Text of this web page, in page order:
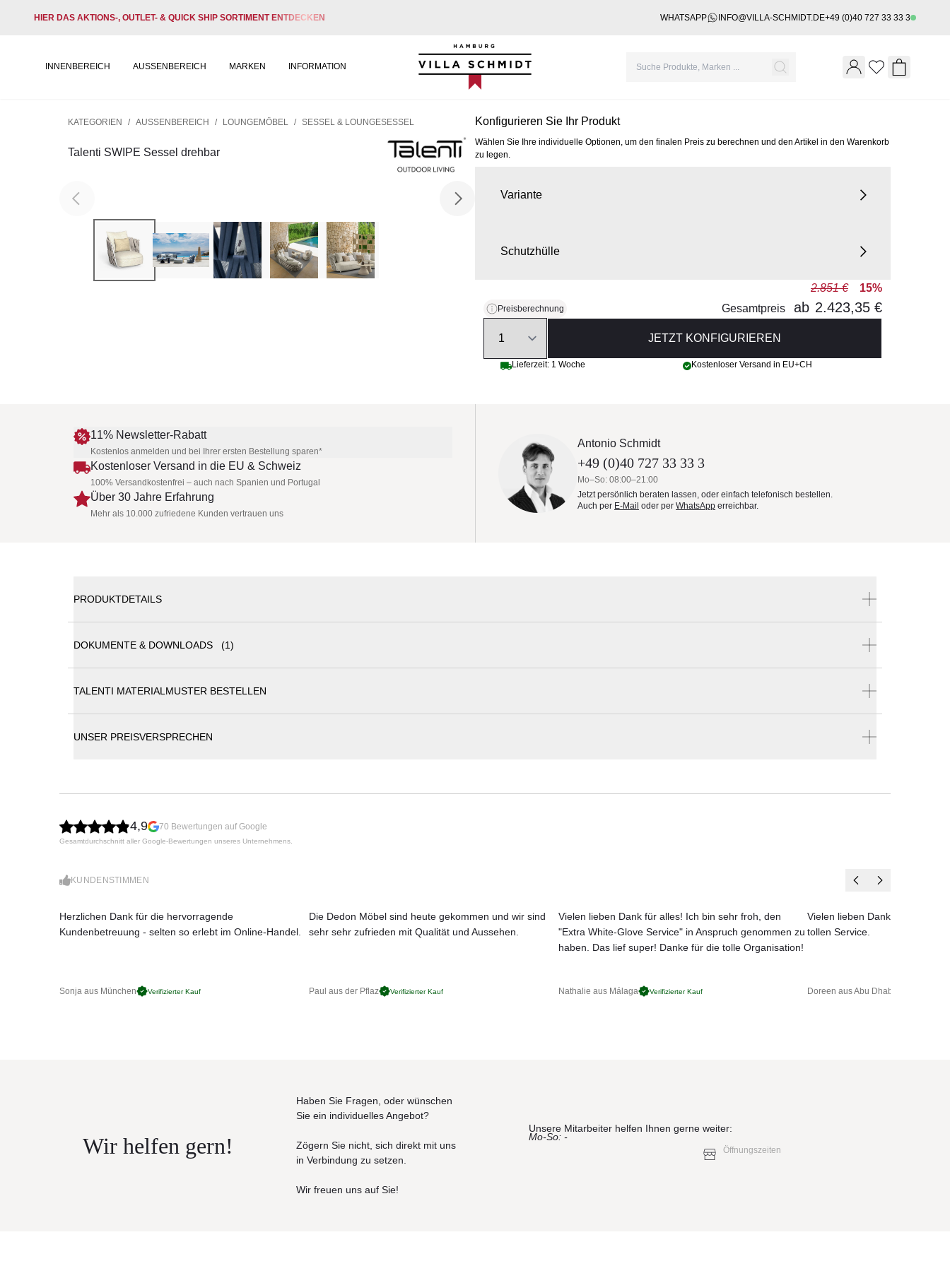
HIER DAS AKTIONS-, OUTLET- & QUICK SHIP SORTIMENT ENTDECKEN WHATSAPP INFO@VILLA-SCHMIDT.DE+49 (0)40 727 33 33 3
INNENBEREICH AUSSENBEREICH MARKEN INFORMATION
Villa Schmidt
Wishlist
KATEGORIEN / AUSSENBEREICH / LOUNGEMÖBEL / SESSEL & LOUNGESESSEL
Talenti SWIPE Sessel drehbar
Konfigurieren Sie Ihr Produkt
Wählen Sie Ihre individuelle Optionen, um den finalen Preis zu berechnen und den Artikel in den Warenkorb
zu legen.
Variante
Schutzhülle
Preisberechnung
2.851 €
15%
Gesamtpreis
ab 2.423,35 €
JETZT KONFIGURIEREN
Lieferzeit: 1 Woche Kostenloser Versand in EU+CH
11% Newsletter-Rabatt
Kostenlos anmelden und bei Ihrer ersten Bestellung sparen*
Kostenloser Versand in die EU & Schweiz
100% Versandkostenfrei – auch nach Spanien und Portugal
Über 30 Jahre Erfahrung
Mehr als 10.000 zufriedene Kunden vertrauen uns
Antonio Schmidt
+49 (0)40 727 33 33 3
Mo–So: 08:00–21:00
Jetzt persönlich beraten lassen, oder einfach telefonisch bestellen.
Auch per E-Mail oder per WhatsApp erreichbar.
PRODUKTDETAILS
aus Aluminium, veredelt mit einem handgeflochtenen gepolsterten Seil, sorgt für ein modernes und stilvolles Erscheinungsbild.
Sitzhöhe: 44 cm
drehbar
Optional: Schutzhülle
Gewicht: 10 kg
Wir sind exklusiver Händler von Talenti - Outdoor Living. Falls Sie einen Artikel nicht bei uns im Online-Shop finden, zögern Sie
nicht uns zu kontaktieren. Wir können Ihnen die gesamte Talenti-Kollektion bestellen.
DOKUMENTE & DOWNLOADS (1)
TALENTI MATERIALMUSTER BESTELLEN
JETZT MUSTER BESTELLEN
UNSER PREISVERSPRECHEN
4,9 70 Bewertungen auf Google
Gesamtdurchschnitt aller Google-Bewertungen unseres Unternehmens.
KUNDENSTIMMEN
Herzlichen Dank für die hervorragende
Kundenbetreuung - selten so erlebt im Online-Handel.
Sonja aus München Verifizierter Kauf
Die Dedon Möbel sind heute gekommen und wir sind
sehr sehr zufrieden mit Qualität und Aussehen.
Paul aus der Pflaz Verifizierter Kauf
Vielen lieben Dank für alles! Ich bin sehr froh, den
"Extra White-Glove Service" in Anspruch genommen zu
haben. Das lief super! Danke für die tolle Organisation!
Nathalie aus Málaga Verifizierter Kauf
Vielen lieben Dank für das
tollen Service.
Doreen aus Abu Dhabi
Wir helfen gern!
Haben Sie Fragen, oder wünschen
Sie ein individuelles Angebot?
Zögern Sie nicht, sich direkt mit uns
in Verbindung zu setzen.
Wir freuen uns auf Sie!
Unsere Mitarbeiter helfen Ihnen gerne weiter:
Mo-So: -
Öffnungszeiten